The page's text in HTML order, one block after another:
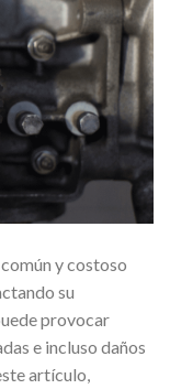
y costoso
su
provocar
e incluso daños
artículo,